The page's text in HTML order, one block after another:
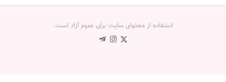
استفاده از محتوای سایت برای عموم آزاد است.